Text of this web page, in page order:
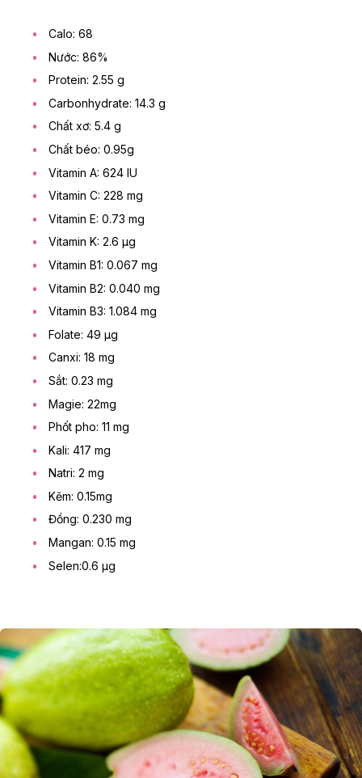
Calo: 68
Nước: 86%
Protein: 2.55 g
Carbonhydrate: 14.3 g
Chất xơ: 5.4 g
Chất béo: 0.95g
Vitamin A: 624 IU
Vitamin C: 228 mg
Vitamin E: 0.73 mg
Vitamin K: 2.6 μg
Vitamin B1: 0.067 mg
Vitamin B2: 0.040 mg
Vitamin B3: 1.084 mg
Folate: 49 μg
Canxi: 18 mg
Sắt: 0.23 mg
Magie: 22mg
Phốt pho: 11 mg
Kali: 417 mg
Natri: 2 mg
Kẽm: 0.15mg
Đồng: 0.230 mg
Mangan: 0.15 mg
Selen:0.6 μg